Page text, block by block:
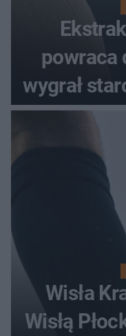
powraca
wygrał
Wisła
Wisłą